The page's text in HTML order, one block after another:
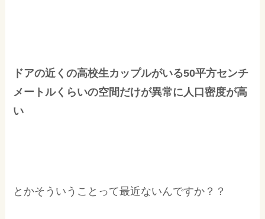
ドアの近くの高校生カップルがいる50平方センチ
メートルくらいの空間だけが異常に人口密度が高
い
とかそういうことって最近ないんですか？？